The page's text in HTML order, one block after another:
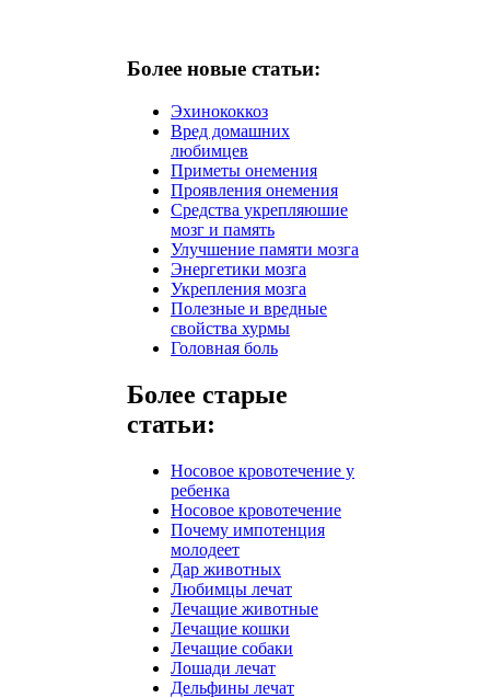
Более новые статьи:
Эхинококкоз
Вред домашних
любимцев
Приметы онемения
Проявления онемения
Средства укрепляюшие
мозг и память
Улучшение памяти мозга
Энергетики мозга
Укрепления мозга
Полезные и вредные
свойства хурмы
Головная боль
Более старые
статьи:
Носовое кровотечение у
ребенка
Носовое кровотечение
Почему импотенция
молодеет
Дар животных
Любимцы лечат
Лечащие животные
Лечащие кошки
Лечащие собаки
Лошади лечат
Дельфины лечат